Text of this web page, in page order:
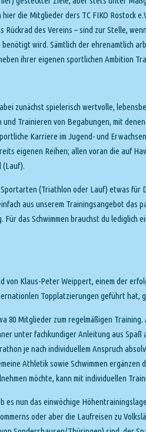
die Mitglieder ders TC FIKO Rostock
des Vereins – sind zur Stelle,
wird. Sämtlich der ehrenamtlich
ihrer eigenen sportlichen Ambition
zunächst spielerisch wertvolle,
Trainieren von Begabungen, mit
Karriere im Jugend- und
eigenen Reihen; allen voran die auf
(Lauf).
(Triathlon oder Lauf) etwas für
aus unserem Trainingsangebot das
das Schwimmen brauchst du lediglich
von Klaus-Peter Weippert, einem der
Topplatzierungen geführt hat,
80 Mitglieder zum regelmäßigen
unter fachkundiger Anleitung aus Spaß
je nach individuellem Anspruch
Athletik sowie Schwimmen
möchte, kann mit individuellen
es nun das einwöchige
oder aber die Laufreisen zu